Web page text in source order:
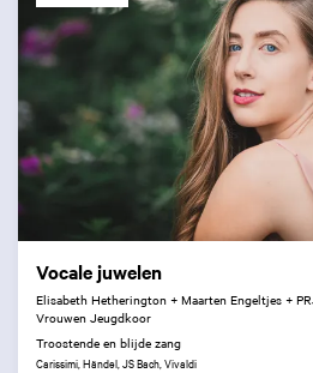
Vocale juwelen
Elisabeth Hetherington + Maarten Engeltjes +
Vrouwen Jeugdkoor
Troostende en blijde zang
Carissimi, Händel, JS Bach, Vivaldi